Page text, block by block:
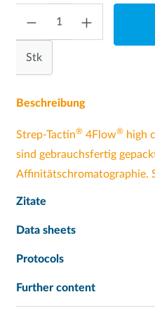
Stk
Beschreibung
Strep-Tactin®4Flow®high
sind gebrauchsfertig
Affinitätschromatographie.
Zitate
Data sheets
Protocols
Further content